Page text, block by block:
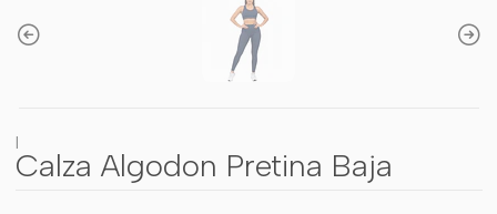
|
Calza Algodon Pretina Baja